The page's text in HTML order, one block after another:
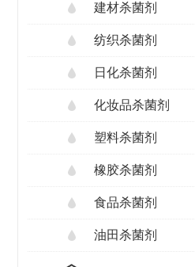
建材杀菌剂
纺织杀菌剂
日化杀菌剂
化妆品杀菌剂
塑料杀菌剂
橡胶杀菌剂
食品杀菌剂
油田杀菌剂